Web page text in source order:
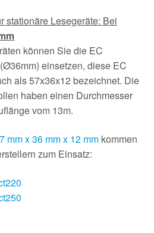
stationäre Lesegeräte: Bei
können Sie die EC
einsetzen, diese EC
als 57x36x12 bezeichnet. Die
haben einen Durchmesser
vom 13m.
mm x 36 mm x 12 mm kommen
zum Einsatz: